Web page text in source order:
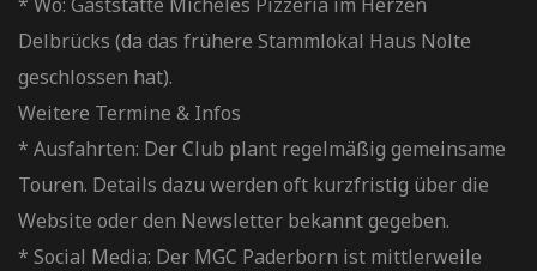
Delbrücks (da das frühere Stammlokal Haus Nolte
geschlossen hat).
Weitere Termine & Infos
* Ausfahrten: Der Club plant regelmäßig gemeinsame
Touren. Details dazu werden oft kurzfristig über die
Website oder den Newsletter bekannt gegeben.
* Social Media: Der MGC Paderborn ist mittlerweile